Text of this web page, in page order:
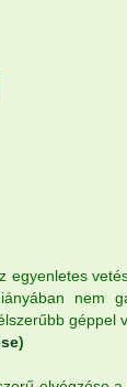
egyenletes
nem
géppel
)